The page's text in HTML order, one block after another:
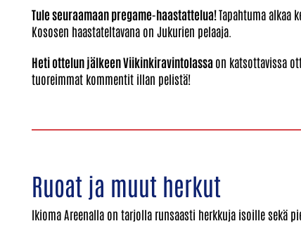
Tule seuraamaan pregame-haastattelua!Tapahtuma alkaa
Kososen haastateltavana on Jukurien pelaaja.
Heti ottelun jälkeen Viikinkiravintolassaon katsottavissa
tuoreimmat kommentit illan pelistä!
Ruoat ja muut herkut
Ikioma Areenalla on tarjolla runsaasti herkkuja isoille sekä